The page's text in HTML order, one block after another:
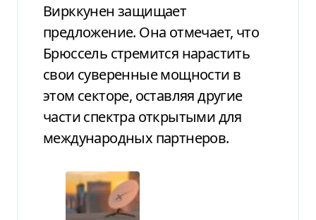
Вирккунен защищает
предложение. Она отмечает, что
Брюссель стремится нарастить
свои суверенные мощности в
этом секторе, оставляя другие
части спектра открытыми для
международных партнеров.